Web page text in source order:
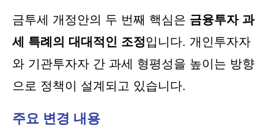
금투세 개정안의 두 번째 핵심은 금융투자 과
세 특례의 대대적인 조정입니다. 개인투자자
와 기관투자자 간 과세 형평성을 높이는 방향
으로 정책이 설계되고 있습니다.
주요 변경 내용